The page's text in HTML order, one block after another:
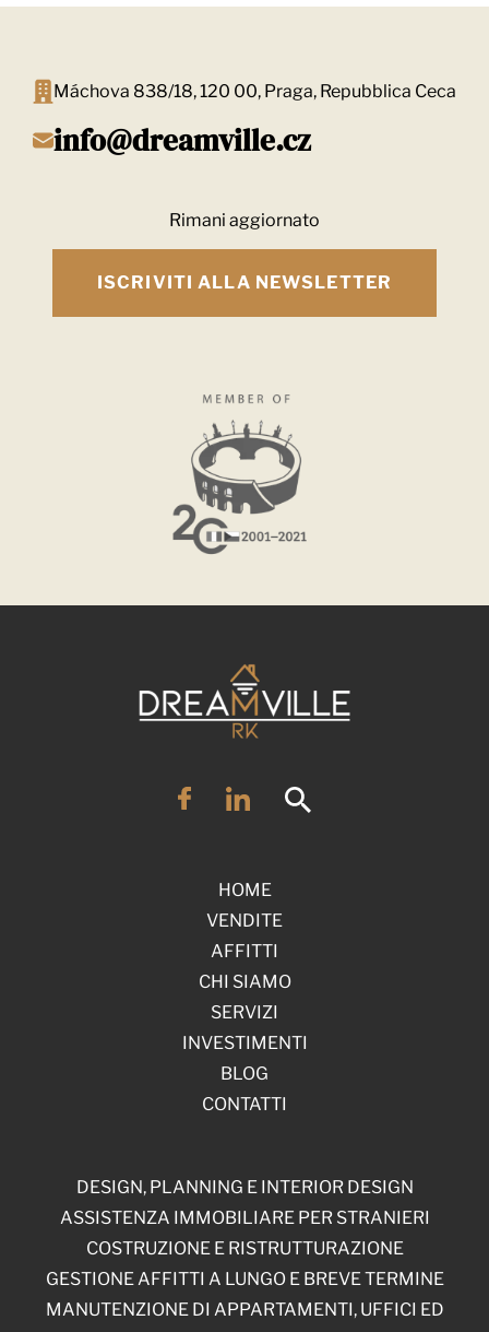
Máchova 838/18, 120 00, Praga, Repubblica Ceca
info@dreamville.cz
Rimani aggiornato
ISCRIVITI ALLA NEWSLETTER
HOME
VENDITE
AFFITTI
CHI SIAMO
SERVIZI
INVESTIMENTI
BLOG
CONTATTI
DESIGN, PLANNING E INTERIOR DESIGN
ASSISTENZA IMMOBILIARE PER STRANIERI
COSTRUZIONE E RISTRUTTURAZIONE
GESTIONE AFFITTI A LUNGO E BREVE TERMINE
MANUTENZIONE DI APPARTAMENTI, UFFICI ED